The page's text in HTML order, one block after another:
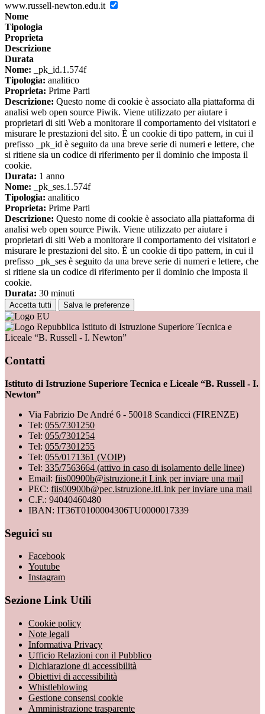
www.russell-newton.edu.it
Nome
Tipologia
Proprieta
Descrizione
Durata
Nome: _pk_id.1.574f
Tipologia: analitico
Proprieta: Prime Parti
Descrizione: Questo nome di cookie è associato alla piattaforma di
analisi web open source Piwik. Viene utilizzato per aiutare i
proprietari di siti Web a monitorare il comportamento dei visitatori e
misurare le prestazioni del sito. È un cookie di tipo pattern, in cui il
prefisso _pk_id è seguito da una breve serie di numeri e lettere, che
si ritiene sia un codice di riferimento per il dominio che imposta il
cookie.
Durata: 1 anno
Nome: _pk_ses.1.574f
Tipologia: analitico
Proprieta: Prime Parti
Descrizione: Questo nome di cookie è associato alla piattaforma di
analisi web open source Piwik. Viene utilizzato per aiutare i
proprietari di siti Web a monitorare il comportamento dei visitatori e
misurare le prestazioni del sito. È un cookie di tipo pattern, in cui il
prefisso _pk_ses è seguito da una breve serie di numeri e lettere, che
si ritiene sia un codice di riferimento per il dominio che imposta il
cookie.
Durata: 30 minuti
Accetta tutti Salva le preferenze
Istituto di Istruzione Superiore Tecnica e
Liceale “B. Russell - I. Newton”
Contatti
Istituto di Istruzione Superiore Tecnica e Liceale “B. Russell - I.
Newton”
Via Fabrizio De André 6 - 50018 Scandicci (FIRENZE)
Tel: 055/7301250
Tel: 055/7301254
Tel: 055/7301255
Tel: 055/0171361 (VOIP)
Tel: 335/7563664 (attivo in caso di isolamento delle linee)
Email: fiis00900b@istruzione.it Link per inviare una mail
PEC: fiis00900b@pec.istruzione.itLink per inviare una mail
C.F.: 94040460480
IBAN: IT36T0100004306TU0000017339
Seguici su
Facebook
Youtube
Instagram
Sezione Link Utili
Cookie policy
Note legali
Informativa Privacy
Ufficio Relazioni con il Pubblico
Dichiarazione di accessibilità
Obiettivi di accessibilità
Whistleblowing
Gestione consensi cookie
Amministrazione trasparente